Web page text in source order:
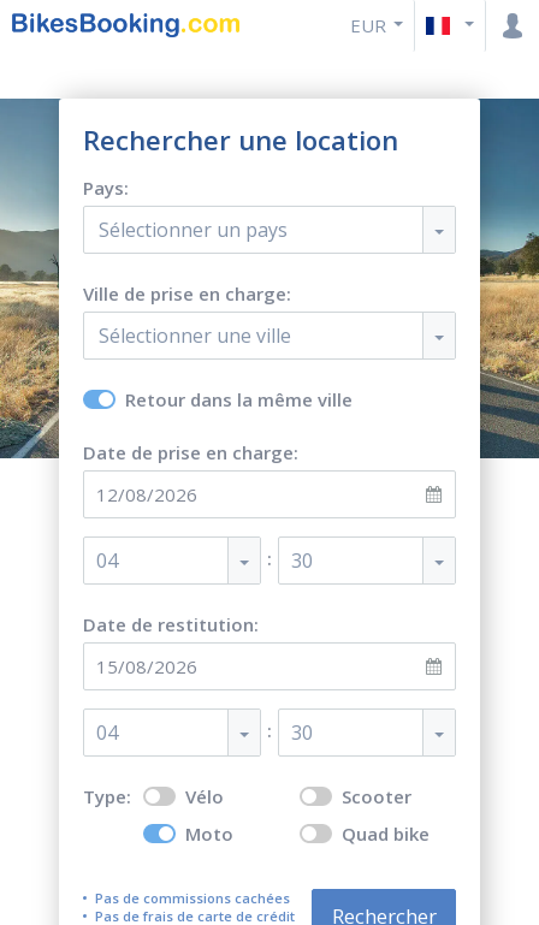
EUR
Rechercher une location
Pays:
Sélectionner un pays
Ville de prise en charge:
Sélectionner une ville
Retour dans la même ville
Date de prise en charge:
04 : 30
Date de restitution:
04 : 30
Type: Vélo
Scooter
Moto
Quad bike
Pas de commissions cachées
Pas de frais de carte de crédit
Rechercher